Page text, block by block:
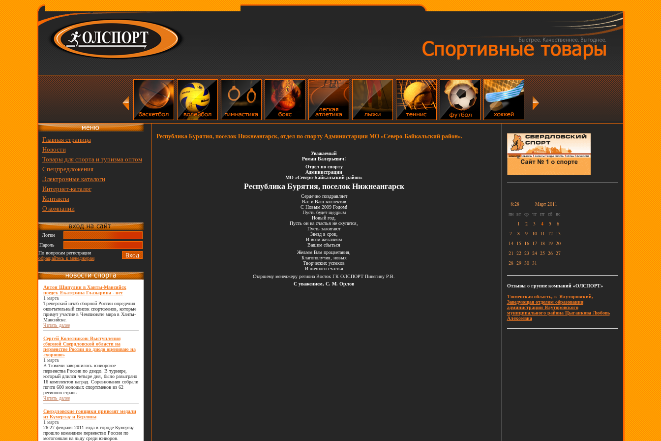
Главная страница
Новости
Товары для спорта и туризма оптом
Спецпредложения
Электронные каталоги
Интернет-каталог
Контакты
О компании
Логин
Пароль
По вопросам регистрации
обращайтесь к менеджерам
Антон Шипулин в Ханты-Мансийск
поедет. Екатерина Глазырина - нет
1 марта
Тренерский штаб сборной России определил
окончательный список спортсменов, которые
примут участие в Чемпионате мира в Ханты-
Мансийске.
Читать далее
Сергей Колесников: Выступления
сборной Свердловской области на
первенстве России по дзюдо оцениваю на
«хорошо»
1 марта
В Тюмени завершилось юниорское
первенства России по дзюдо. В турнире,
который длился четыре дня, было разыграно
16 комплектов наград. Соревнования собрали
почти 600 молодых спортсменов из 62
регионов страны.
Читать далее
Свердловские гонщики привозят медали
из Кумертау и Берлина
1 марта
26-27 февраля 2011 года в городе Кумертау
прошло командное первенство России по
мотогонкам на льду среди юниоров.
Республика Бурятия, поселок Нижнеангарск, отдел по спорту Администарции МО «Северо-Байкальский район».
Уважаемый
Роман Валерьевич!
Отдел по спорту
Администрации
МО «Северо-Байкальский район»
Республика Бурятия, поселок Нижнеангарск
Сердечно поздравляет
Вас и Ваш коллектив
С Новым 2009 Годом!
Пусть будет щедрым
Новый год,
Пусть он на счастья не скупится,
Пусть зажигают
Звезд в срок,
И всем желаниям
Вашим сбыться
Желаем Вам процветания,
Благополучия, новых
Творческих успехов
И личного счастья
Старшему менеджеру региона Восток ГК ОЛСПОРТ Пинегину Р.В.
С уважением, С. М. Орлов
8:28
Март 2011
пн вт ср чт пт сб вс
1
2 3 4 5
6
7
8 9 10 11 12 13
14 15 16 17 18 19 20
21 22 23 24 25 26 27
28 29 30 31
Отзывы о группе компаний «ОЛСПОРТ»
Тюменская область, г. Ялуторовский,
Заведующая отделом образования
администрации Ялуторовского
муниципального района Цыганкова Любовь
Алексеевна